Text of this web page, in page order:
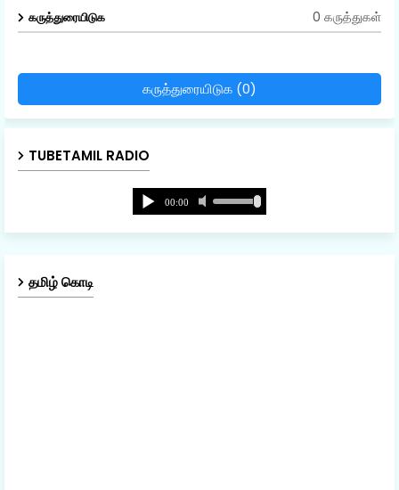
கருத்துரையிடுக 0 கருத்துகள்
கருத்துரையிடுக (0)
TUBETAMIL RADIO
தமிழ் கொடி